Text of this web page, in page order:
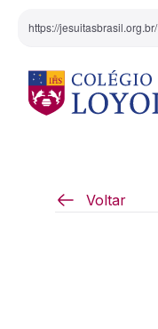
https://jesuitasbrasil.org.br/
Voltar